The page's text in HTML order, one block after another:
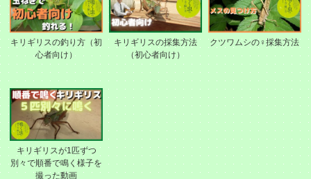
キリギリスの釣り方（初
心者向け）
キリギリスの採集方法
（初心者向け）
クツワムシの♀採集方法
キリギリスが1匹ずつ
別々で順番で鳴く様子を
撮った動画